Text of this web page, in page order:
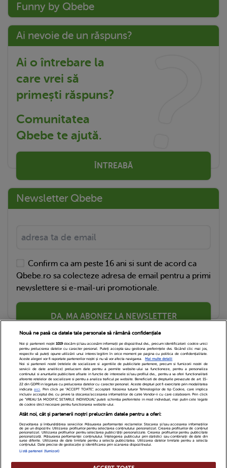
Funny by Qbebe
Ai nevoie de un răspuns?
Ai o întrebare la
care vrei să
primești răspuns?
Comunitatea
Qbebe te ajută.
ÎNTREABĂ
Newsletter Qbebe
Confirm ca am peste 16 ani si sunt de acord ca
Qbebe.ro sa colecteze adresa de email pentru a primi
newslettere si e-mail-uri promotionale.
DA, MA ABONEZ LA NEWSLETTER
Echipa Editoriala Newsletter
Contact
Cariere
Cookies
Politica de confidentialitate
DivaHair Cosmetics
Despre noi
Termeni si conditii
Nouă ne pasă ca datele tale personale să rămână confidențiale
Noi și partenerii noștri 1019stocăm și/sau accesăm informații pe dispozitivul dvs., precum identificatorii cookie unici
pentru prelucrarea datelor cu caracter personal. Puteți accepta sau gestiona preferințele dvs. făcând clic mai jos,
respectiv vă puteți opune utilizării unui interes legitim în orice moment pe pagina cu politica de confidențialitate.
Aceste alegeri vor fi raportate partenerilor noștri și nu vă vor afecta navigarea.
Mai multe detalii
Noi si partenerii nostri (retelele de socializare si agentiile de publicitate partenere, precum si furnizorii nostri de
servicii de date analitice) prelucram date pentru a permite website-ului sa functioneze, pentru a personaliza
continutul si anunturile publicitare afisate in functie de interesele si/sau profilul dvs., pentru a va oferi functionalitati
aferente retelelor de socializare si pentru a analiza traficul pe website. Beneficiati de drepturile prevazute de art. 15-
22 din GDPR in legatura cu prelucrarea datelor cu caracter personal. Aceste drepturi pot fi exercitate prin modalitatea
indicataaici. Prin click pe “ACCEPT TOATE”, acceptati folosirea tuturor Tehnologiilor de tip Cookie, care implica
inclusiv acceptul dvs. cu privire la stocarea/accesarea informatiilor de catre Vendor-ii cu care colaboram. Prin click
pe “VREAU SA MODIFIC SETARILE INDIVIDUAL” puteti schimba preferintele in mod individual, mai putin cele legate
de cookie strict necesare pentru functionarea website-ului.
Atât noi, cât și partenerii noștri prelucrăm datele pentru a oferi:
Dezvoltarea și îmbunătățirea serviciilor. Măsurarea performanței reclamelor. Stocarea și/sau accesarea informațiilor
de pe un dispozitiv. Utilizarea profilurilor pentru selectarea conținutului personalizat. Crearea profilurilor de conținut
personalizat. Utilizarea profilurilor pentru selectarea publicității personalizate. Crearea profilurilor pentru publicitate
personalizată. Măsurarea performanței conținutului. Înțelegerea publicului prin statistici sau combinații de date din
surse diferite. Utilizarea de date limitate pentru a selecta publicitatea. Utilizarea datelor limitate pentru a selecta
conținutul. Date precise de geolocație și identificarea prin scanarea dispozitivului.
Listă parteneri (furnizori)